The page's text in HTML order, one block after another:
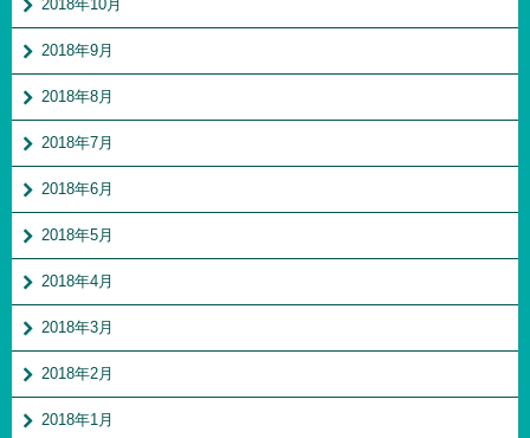
2018年10月
2018年9月
2018年8月
2018年7月
2018年6月
2018年5月
2018年4月
2018年3月
2018年2月
2018年1月